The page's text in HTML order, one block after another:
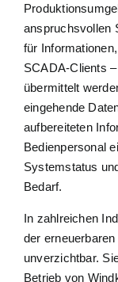
anspruchsvollen
für
SCADA-Clients
übermittelt
eingehende
aufbereiteten
Bedienpersonal
Systemstatus
Bedarf.
In zahlreichen
der
unverzichtbar.
Betrieb von